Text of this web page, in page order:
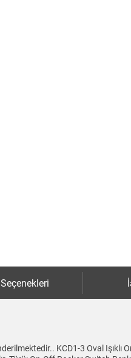
KCD1-3 Oval Işıklı